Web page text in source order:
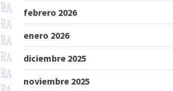
febrero 2026
enero 2026
diciembre 2025
noviembre 2025